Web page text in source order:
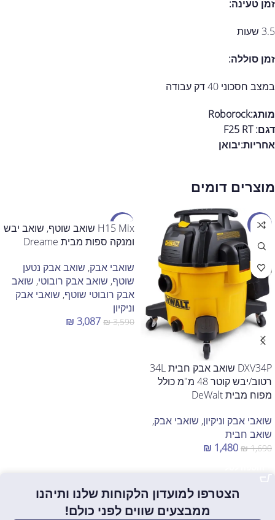
זמן טעינה:
3.5 שעות
זמן סוללה:
במצב חסכוני 40 דק עבודה
מותג:Roborock
דגם: F25 RT
אחריות:יבואן
מוצרים דומים
מבצע
DXV34P שואב אבק חבית 34L
רטוב/יבש קוטר 48 מ"מ כולל
מפוח מבית DeWalt
שואבי אבק וניקיון, שואבי אבק,
שואב חבית
₪1,690
₪ 1,480
מבצע
H15 Mix שואב שוטף, שואב יבש
ומנקה ספות מבית Dreame
שואבי אבק, שואב אבק נטען
שוטף, שואב אבק רובוטי, שואב
אבק רובוטי שוטף, שואבי אבק
וניקיון
₪3,590
₪ 3,087
הצטרפו למועדון הלקוחות שלנו ותיהנו
ממבצעים שווים לפני כולם!